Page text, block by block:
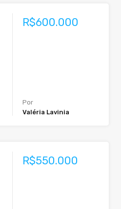
R$600.000
Por
Valéria Lavinia
R$550.000